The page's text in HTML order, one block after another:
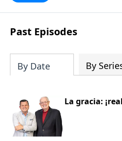
Past Episodes
By Date By
La gracia: